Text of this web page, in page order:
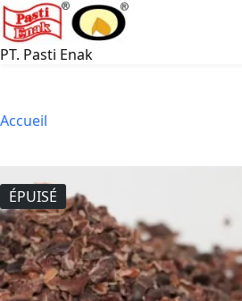
Passer
au
contenu
PT. Pasti Enak
Accueil
ÉPUISÉ